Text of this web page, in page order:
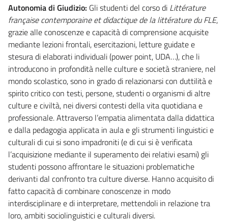
Autonomia di Giudizio: Gli studenti del corso di Littérature
française contemporaine et didactique de la littérature du FLE,
grazie alle conoscenze e capacità di comprensione acquisite
mediante lezioni frontali, esercitazioni, letture guidate e
stesura di elaborati individuali (power point, UDA…), che li
introducono in profondità nelle culture e società straniere, nel
mondo scolastico, sono in grado di relazionarsi con duttilità e
spirito critico con testi, persone, studenti o organismi di altre
culture e civiltà, nei diversi contesti della vita quotidiana e
professionale. Attraverso l’empatia alimentata dalla didattica
e dalla pedagogia applicata in aula e gli strumenti linguistici e
culturali di cui si sono impadroniti (e di cui si è verificata
l’acquisizione mediante il superamento dei relativi esami) gli
studenti possono affrontare le situazioni problematiche
derivanti dal confronto tra culture diverse. Hanno acquisito di
fatto capacità di combinare conoscenze in modo
interdisciplinare e di interpretare, mettendoli in relazione tra
loro, ambiti sociolinguistici e culturali diversi.